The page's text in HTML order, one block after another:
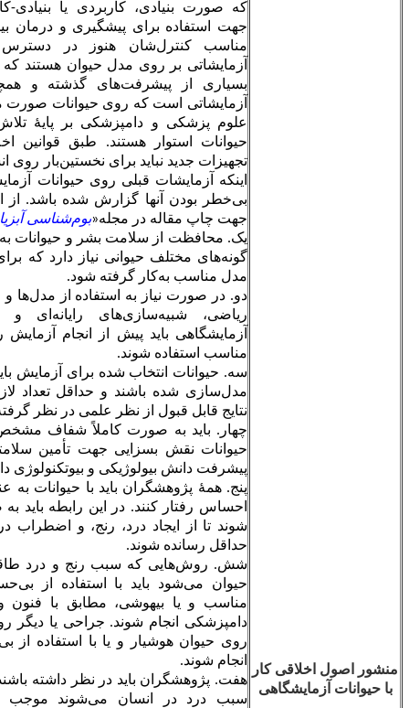
که صورت بنیادی، کاربردی یا بنیادی-کاربردی مطرح می‌شوند
جهت استفاده برای پیشگیری و درمان بیماری‌هایی که روش‌های
مناسب کنترل‌شان هنوز در دسترس نیستند نیازمند انجام
آزمایشاتی بر روی مدل حیوان هستند که در این رابطه پیش‌درآمد
بسیاری از پیشرفت‌های گذشته و همچنین پیشرفت‌های آتی،
آزمایشاتی است که روی حیوانات صورت می‌گیرد. به عبارت دیگر،
علوم پزشکی و دامپزشکی بر پایۀ تلاش‌های آزمایشگاهی روی
حیوانات استوار هستند. طبق قوانین اخلاقی بین‌المللی مواد یا
تجهیزات جدید نباید برای نخستین‌بار روی انسان آزمایش شوند؛ مگر
اینکه آزمایشات قبلی روی حیوانات آزمایشگاهی مناسب مبنی بر
بی‌خطر بودن آنها گزارش شده باشد. از این‌رو، رعایت موارد زیر
مجله«بوم‌شناسی آبزیان »الزامی است:
یک. محافظت از سلامت بشر و حیوانات به انجام آزمایش‌هایی روی
گونه‌های مختلف حیوانی نیاز دارد که برای هر موردی باید گونه و
مدل مناسب به‌کار گرفته شود.
دو. در صورت نیاز به استفاده از مدل‌ها و روش‌هایی مثل مدل‌های
ریاضی، شبیه‌سازی‌های رایانه‌ای و سیستم‌های بیولوژیکی
آزمایشگاهی باید پیش از انجام آزمایش روی حیوانات به صورت
سه. حیوانات انتخاب شده برای آزمایش باید سالم و در صورت نیاز
مدل‌سازی شده باشند و حداقل تعداد لازم برای به دست آوردن
نتایج قابل قبول از نظر علمی در نظر گرفته شود.
چهار. باید به صورت کاملاً شفاف مشخص شود که آزمایش روی
حیوانات نقش بسزایی جهت تأمین سلامتی انسان یا حیوان و یا
پیشرفت دانش بیولوژیکی و بیوتکنولوژی دارد.
پنج. همۀ پژوهشگران باید با حیوانات به عنوان موجوداتی با درک و
احساس رفتار کنند. در این رابطه باید به صورت درست نگهداری
شوند تا از ایجاد درد، رنج، و اضطراب در آنها پرهیز شود و یا به
شش. روش‌هایی که سبب رنج و درد طاقت‌فرسا یا اضطراب در
حیوان می‌شود باید با استفاده از بی‌حس‌کننده و آرامبخش‌های
مناسب و یا بیهوشی، مطابق با فنون و روش‌های مورد قبول
دامپزشکی انجام شوند. جراحی یا دیگر روش‌های درد ناک نباید بر
روی حیوان هوشیار و یا با استفاده از بی‌حس‌کننده‌های موضعی،
انجام شوند.
هفت. پژوهشگران باید در نظر داشته باشند روش‌ها و ابزارهایی که
سبب درد در انسان می‌شوند موجب درد در سایر گونه‌های